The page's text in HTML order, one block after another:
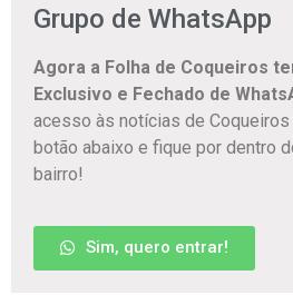
Grupo de WhatsApp
Agora a Folha de Coqueiros
Exclusivo e Fechado de
acesso às notícias de Coqueiros
botão abaixo e fique por dentro
bairro!
Sim, quero entrar!